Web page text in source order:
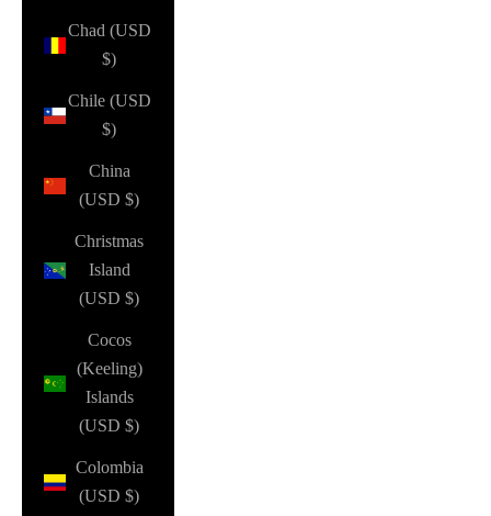
Chad (USD
$)
Chile (USD
$)
China
(USD $)
Christmas
Island
(USD $)
Cocos
(Keeling)
Islands
(USD $)
Colombia
(USD $)